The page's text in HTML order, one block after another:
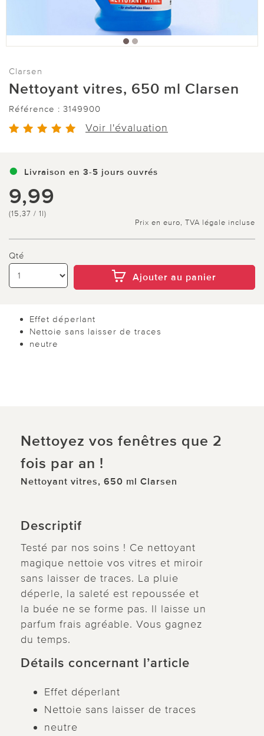
Clarsen
Nettoyant vitres, 650 ml Clarsen
Référence : 3149900
Voir l'évaluation
Livraison en 3-5 jours ouvrés
9,99
(15,37 / 1l)
Prix en euro, TVA légale incluse
Qté
Ajouter au panier
Effet déperlant
Nettoie sans laisser de traces
neutre
Nettoyez vos fenêtres que 2
fois par an !
Nettoyant vitres, 650 ml Clarsen
Descriptif
Testé par nos soins ! Ce nettoyant
magique nettoie vos vitres et miroir
sans laisser de traces. La pluie
déperle, la saleté est repoussée et
la buée ne se forme pas. Il laisse un
parfum frais agréable. Vous gagnez
du temps.
Détails concernant l’article
Effet déperlant
Nettoie sans laisser de traces
neutre